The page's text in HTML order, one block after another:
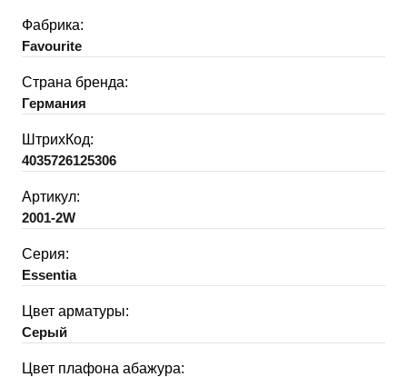
Фабрика:
Favourite
Страна бренда:
Германия
ШтрихКод:
4035726125306
Артикул:
2001-2W
Серия:
Essentia
Цвет арматуры:
Серый
Цвет плафона абажура: